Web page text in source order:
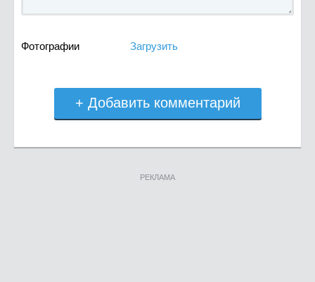
Фотографии Загрузить
+ Добавить комментарий
РЕКЛАМА